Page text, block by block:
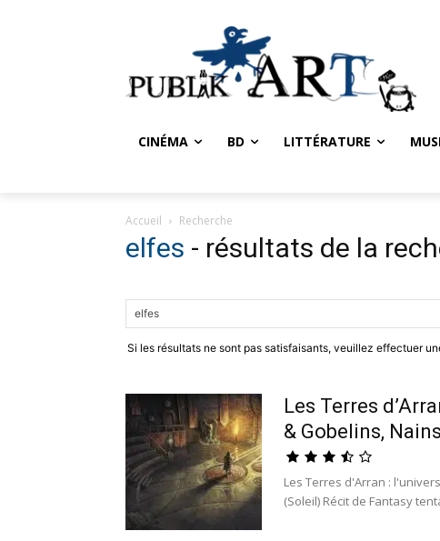
CINÉMA BD LITTÉRATURE
Accueil Recherche
elfes - résultats de la
Si les résultats ne sont pas satisfaisants, veuillez effectuer
Les Terres
& Gobelins,
Les Terres d'Arran :
(Soleil) Récit de Fantasy